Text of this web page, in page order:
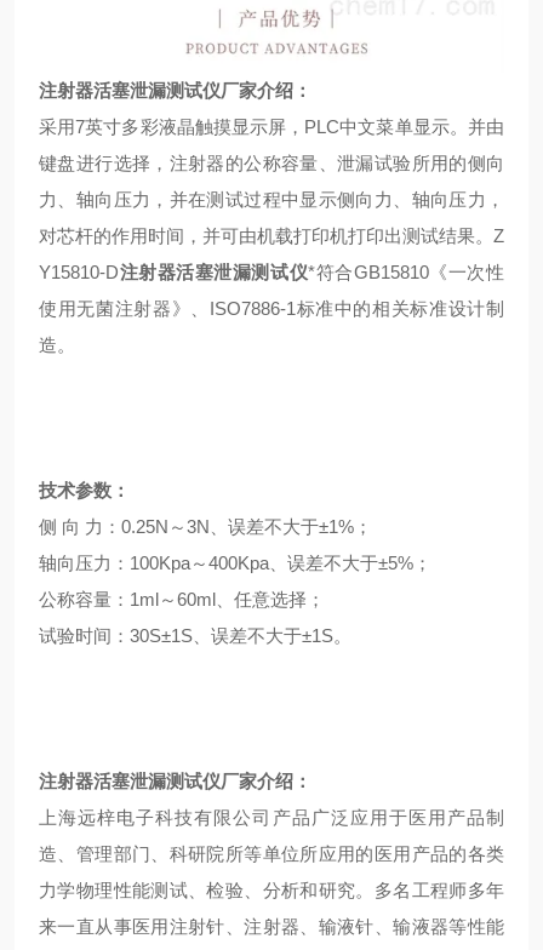
注射器活塞泄漏测试仪厂家介绍：
采用7英寸多彩液晶触摸显示屏，PLC中文菜单显示。并由
键盘进行选择，注射器的公称容量、泄漏试验所用的侧向
力、轴向压力，并在测试过程中显示侧向力、轴向压力，
对芯杆的作用时间，并可由机载打印机打印出测试结果。Z
Y15810-D注射器活塞泄漏测试仪*符合GB15810《一次性
使用无菌注射器》、ISO7886-1标准中的相关标准设计制
造。
技术参数：
侧 向 力：0.25N～3N、误差不大于±1%；
轴向压力：100Kpa～400Kpa、误差不大于±5%；
公称容量：1ml～60ml、任意选择；
试验时间：30S±1S、误差不大于±1S。
注射器活塞泄漏测试仪厂家介绍：
上海远梓电子科技有限公司产品广泛应用于医用产品制
造、管理部门、科研院所等单位所应用的医用产品的各类
力学物理性能测试、检验、分析和研究。多名工程师多年
来一直从事医用注射针、注射器、输液针、输液器等性能